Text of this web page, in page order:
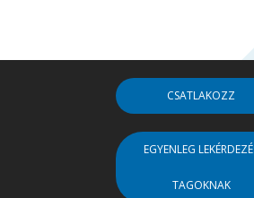
CSATLAKOZZ
EGYENLEG
TAGOKNAK